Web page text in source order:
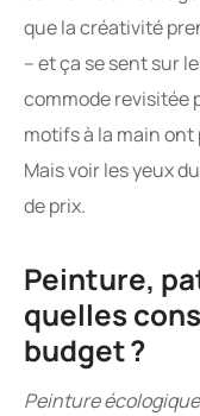
que la créativité
– et ça se sent sur
commode revisitée
motifs à la main ont
Mais voir les yeux
de prix.
Peinture,
quelles
budget ?
Peinture